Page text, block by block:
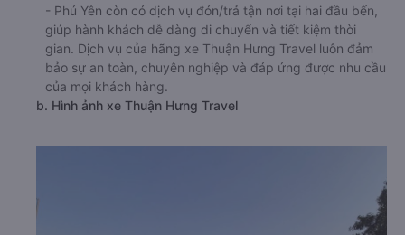
- Phú Yên còn có dịch vụ đón/trả tận nơi tại hai đầu bến,
giúp hành khách dễ dàng di chuyển và tiết kiệm thời
gian. Dịch vụ của hãng xe Thuận Hưng Travel luôn đảm
bảo sự an toàn, chuyên nghiệp và đáp ứng được nhu cầu
của mọi khách hàng.
b. Hình ảnh xe Thuận Hưng Travel